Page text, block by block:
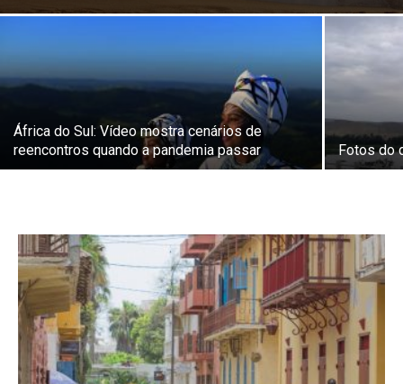
África do Sul: Vídeo mostra cenários de
reencontros quando a pandemia passar
Fotos do